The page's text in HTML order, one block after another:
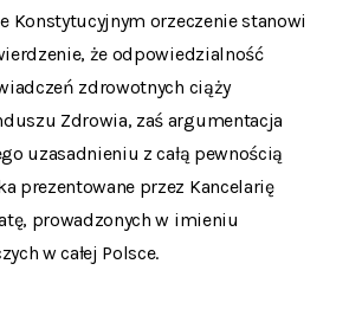
Konstytucyjnym orzeczenie stanowi
że odpowiedzialność
zdrowotnych ciąży
Zdrowia, zaś argumentacja
uzasadnieniu z całą pewnością
prezentowane przez Kancelarię
prowadzonych w imieniu
w całej Polsce.